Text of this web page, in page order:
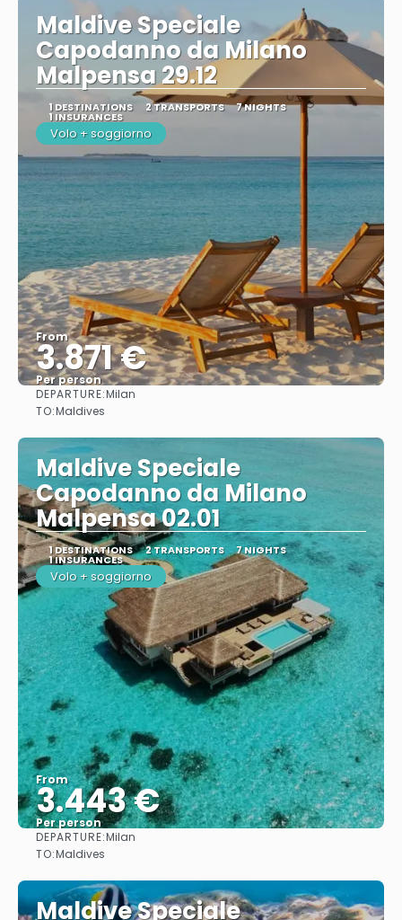
Maldive Speciale
Capodanno da Milano
Malpensa 29.12
1 DESTINATIONS 2 TRANSPORTS 7 NIGHTS
1 INSURANCES
Volo + soggiorno
From
3.871 €
Per person
DEPARTURE:Milan
TO:Maldives
Maldive Speciale
Capodanno da Milano
Malpensa 02.01
1 DESTINATIONS 2 TRANSPORTS 7 NIGHTS
1 INSURANCES
Volo + soggiorno
From
3.443 €
Per person
DEPARTURE:Milan
TO:Maldives
Maldive Speciale